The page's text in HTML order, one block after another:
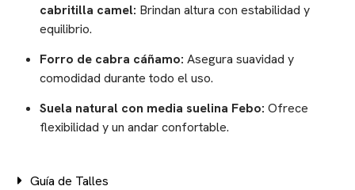
cabritilla camel: Brindan altura con estabilidad y
equilibrio.
Forro de cabra cáñamo: Asegura suavidad y
comodidad durante todo el uso.
Suela natural con media suelina Febo: Ofrece
flexibilidad y un andar confortable.
Guía de Talles